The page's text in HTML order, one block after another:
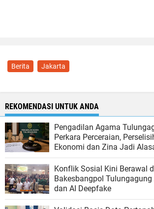
Berita Jakarta
REKOMENDASI UNTUK ANDA
Pengadilan Agama
Perkara Perceraian,
Ekonomi dan Zina Jadi
Konflik Sosial Kini Berawal
Bakesbangpol
dan AI Deepfake